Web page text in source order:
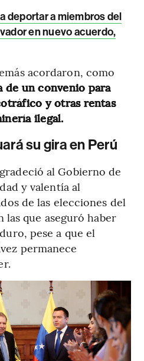
deportar a miembros del
en nuevo acuerdo,
acordaron, como
de un convenio para
y otras rentas
ilegal.
su gira en Perú
al Gobierno de
y valentía al
de las elecciones del
las que aseguró haber
pese a que el
permanece